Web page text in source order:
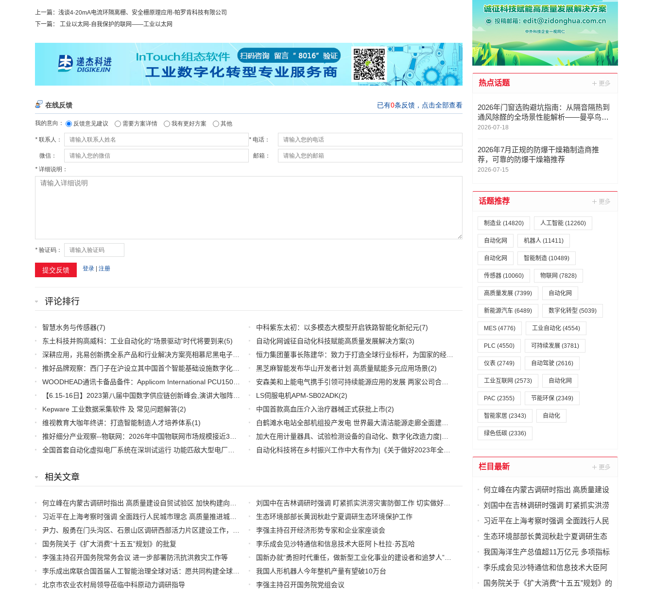
上一篇： 浅谈4-20mA电流环隔离栅、安全栅原理应用-帕罗肯科技有限公司
下一篇： 工业以太网-自我保护的联网——工业以太网
评论排行
智慧水务与传感器(7) 中科紫东太初：以多模态大模型开启铁路智能化新纪元(7)
东土科技并购高威科：工业自动化的“场景驱动”时代将要到来(5) 自动化网诚征自动化科技赋能高质量发展解决方案(3)
恒力集团董事长陈建华：致力于打造全球行业标杆，为国家的经济高质量发展贡献更大力量|上海电气集团党委书记、董事长吴磊来访
(2)
黑芝麻智能发布华山开发者计划 高质量赋能多元应用场景(2)
(2) 安森美和上能电气携手引领可持续能源应用的发展 两家公司合作开发高性能储能和太阳能组串式逆变器方案 以实现可持续的未来
(2)
LS伺服电机APM-SB02ADK(2)
Kepware 工业数据采集软件 及 常见问题解答(2) 中国首款高血压介入治疗器械正式获批上市(2)
维视教育大咖年终讲：打造智能制造人才培养体系(1)
白鹤滩水电站全部机组投产发电 世界最大清洁能源走廊全面建成|将为建设新型能源体系、保障国家能源安全、实现“双碳”目标提供有力支撑
(1)
(1) 自动化科技将在乡村振兴工作中大有作为|《关于做好2023年全面推进乡村振兴重点工作的意见》发布
相关文章
刘国中在吉林调研时强调 盯紧抓实洪涝灾害防御工作 切实做好农业防灾减灾
生态环境部部长黄润秋赴宁夏调研生态环境保护工作
李强主持召开经济形势专家和企业家座谈会
国务院关于《扩大消费“十五五”规划》的批复
李乐成会见沙特通信和信息技术大臣阿卜杜拉·苏瓦哈
李强主持召开国务院常务会议 进一步部署防汛抗洪救灾工作等
国新办就“勇担时代重任，做新型工业化事业的建设者和追梦人”举行中外记者见面会
我国人形机器人今年整机产量有望破10万台
北京市农业农村局领导莅临中科原动力调研指导
李强主持召开国务院党组会议
热点话题
2026年门窗选购避坑指南：从隔音隔热到
通风除醛的全场景性能解析——曼亭鸟门
窗
2026-07-18
2026年7月正规的防爆干燥箱制造商推
荐，可靠的防爆干燥箱推荐
2026-07-15
话题推荐
制造业 (14820) 人工智能 (12260)
自动化网 机器人 (11411)
自动化网 智能制造 (10489)
传感器 (10060) 物联网 (7828)
高质量发展 (7399) 自动化网
新能源汽车 (6489) 数字化转型 (5039)
MES (4776) 工业自动化 (4554)
PLC (4550) 可持续发展 (3781)
仪表 (2749) 自动驾驶 (2616)
工业互联网 (2573) 自动化网
PAC (2355) 节能环保 (2349)
智能家居 (2343) 自动化
绿色低碳 (2336)
栏目最新
何立峰在内蒙古调研时指出 高质量建设
自贸试验区 加快构建向北开放重要桥头
刘国中在吉林调研时强调 盯紧抓实洪涝
灾害防御工作 切实做好农业防灾减灾
习近平在上海考察时强调 全面践行人民
城市理念 高质量推进城市更新
生态环境部部长黄润秋赴宁夏调研生态
环境保护工作
我国海洋生产总值超11万亿元 多项指标
全球领先
李乐成会见沙特通信和信息技术大臣阿
卜杜拉·苏瓦哈
国务院关于《扩大消费“十五五”规划》的